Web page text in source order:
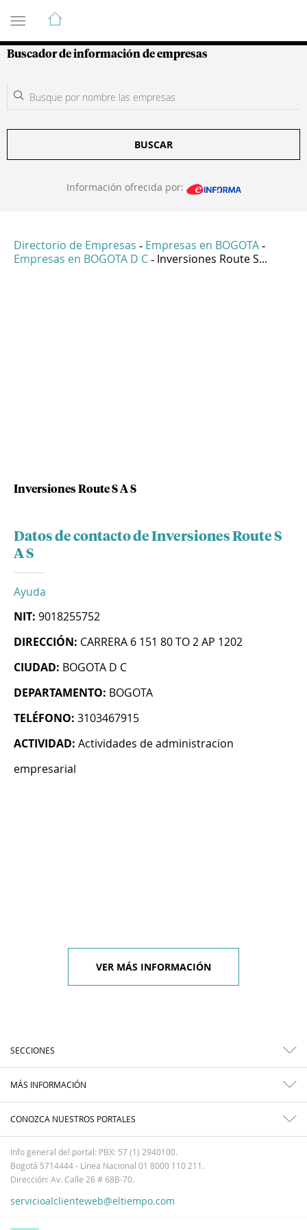
Guía de Empresas Colombianas
Buscador de información de empresas
BUSCAR
Información ofrecida por:
Directorio de Empresas - Empresas en BOGOTA -
Empresas en BOGOTA D C - Inversiones Route S...
Inversiones Route S A S
Datos de contacto de Inversiones Route S
A S
Ayuda
NIT: 9018255752
DIRECCIÓN: CARRERA 6 151 80 TO 2 AP 1202
CIUDAD: BOGOTA D C
DEPARTAMENTO: BOGOTA
TELÉFONO: 3103467915
ACTIVIDAD: Actividades de administracion
empresarial
VER MÁS INFORMACIÓN
SECCIONES
MÁS INFORMACIÓN
CONOZCA NUESTROS PORTALES
Info general del portal: PBX: 57 (1) 2940100.
Bogotá 5714444 - Línea Nacional 01 8000 110 211.
Dirección: Av. Calle 26 # 68B-70.
servicioalclienteweb@eltiempo.com